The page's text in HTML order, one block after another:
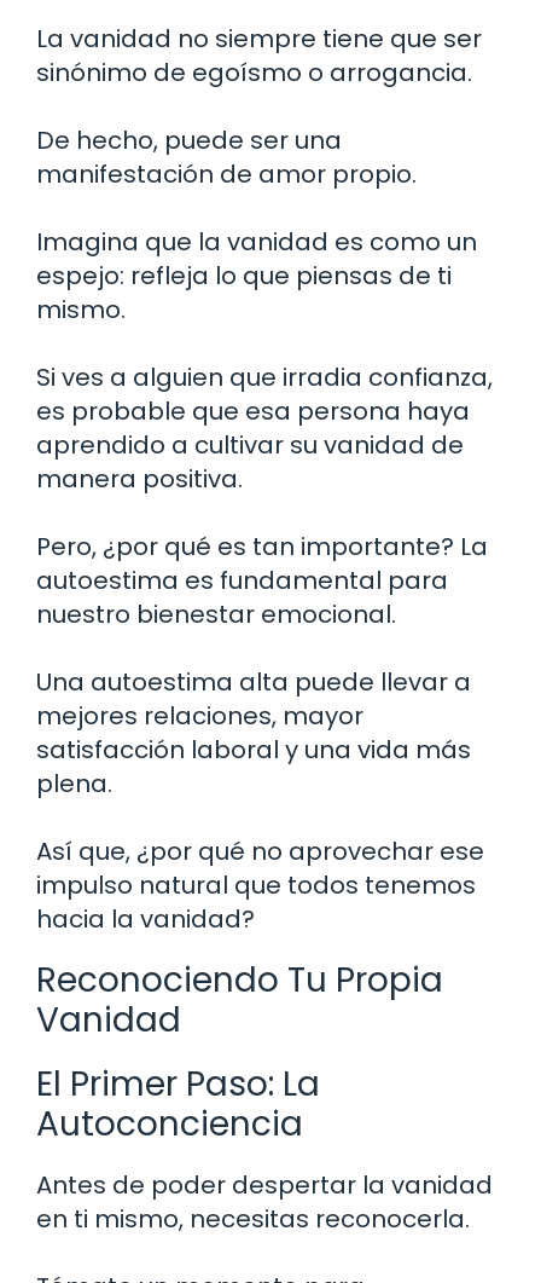
La vanidad no siempre tiene que ser
sinónimo de egoísmo o arrogancia.
De hecho, puede ser una
manifestación de amor propio.
Imagina que la vanidad es como un
espejo: refleja lo que piensas de ti
mismo.
Si ves a alguien que irradia confianza,
es probable que esa persona haya
aprendido a cultivar su vanidad de
manera positiva.
Pero, ¿por qué es tan importante? La
autoestima es fundamental para
nuestro bienestar emocional.
Una autoestima alta puede llevar a
mejores relaciones, mayor
satisfacción laboral y una vida más
plena.
Así que, ¿por qué no aprovechar ese
impulso natural que todos tenemos
hacia la vanidad?
Reconociendo Tu Propia
Vanidad
El Primer Paso: La
Autoconciencia
Antes de poder despertar la vanidad
en ti mismo, necesitas reconocerla.